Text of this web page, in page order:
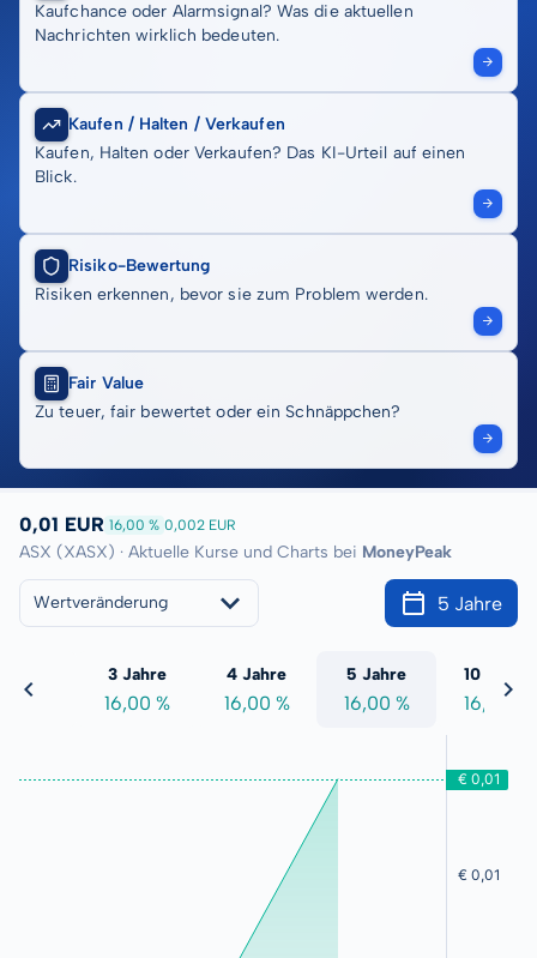
Kaufchance oder Alarmsignal? Was die aktuellen
Nachrichten wirklich bedeuten.
Kaufen / Halten / Verkaufen
Kaufen, Halten oder Verkaufen? Das KI-Urteil auf einen
Blick.
Risiko-Bewertung
Risiken erkennen, bevor sie zum Problem werden.
Fair Value
Zu teuer, fair bewertet oder ein Schnäppchen?
0,01 EUR 16,00 % 0,002 EUR
ASX (XASX) · Aktuelle Kurse und Charts bei MoneyPeak
Wertveränderung 5 Jahre
%
3 Jahre
16,00 %
4 Jahre
16,00 %
5 Jahre
16,00 %
10 Jahre
16,00 %